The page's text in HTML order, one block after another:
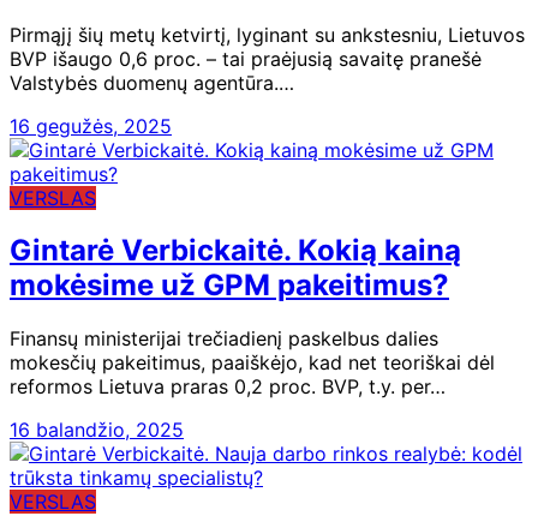
Pirmąjį šių metų ketvirtį, lyginant su ankstesniu, Lietuvos
BVP išaugo 0,6 proc. – tai praėjusią savaitę pranešė
Valstybės duomenų agentūra.…
16 gegužės, 2025
VERSLAS
Gintarė Verbickaitė. Kokią kainą
mokėsime už GPM pakeitimus?
Finansų ministerijai trečiadienį paskelbus dalies
mokesčių pakeitimus, paaiškėjo, kad net teoriškai dėl
reformos Lietuva praras 0,2 proc. BVP, t.y. per…
16 balandžio, 2025
VERSLAS